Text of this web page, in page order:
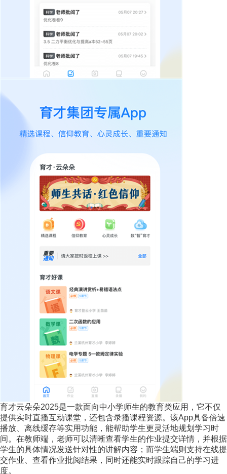
育才云朵朵2025是一款面向中小学师生的教育类应用，它不仅
提供实时直播互动课堂，还包含录播课程资源。该App具备倍速
播放、离线缓存等实用功能，能帮助学生更灵活地规划学习时
间。在教师端，老师可以清晰查看学生的作业提交详情，并根据
学生的具体情况发送针对性的讲解内容；而学生端则支持在线提
交作业、查看作业批阅结果，同时还能实时跟踪自己的学习进
度。